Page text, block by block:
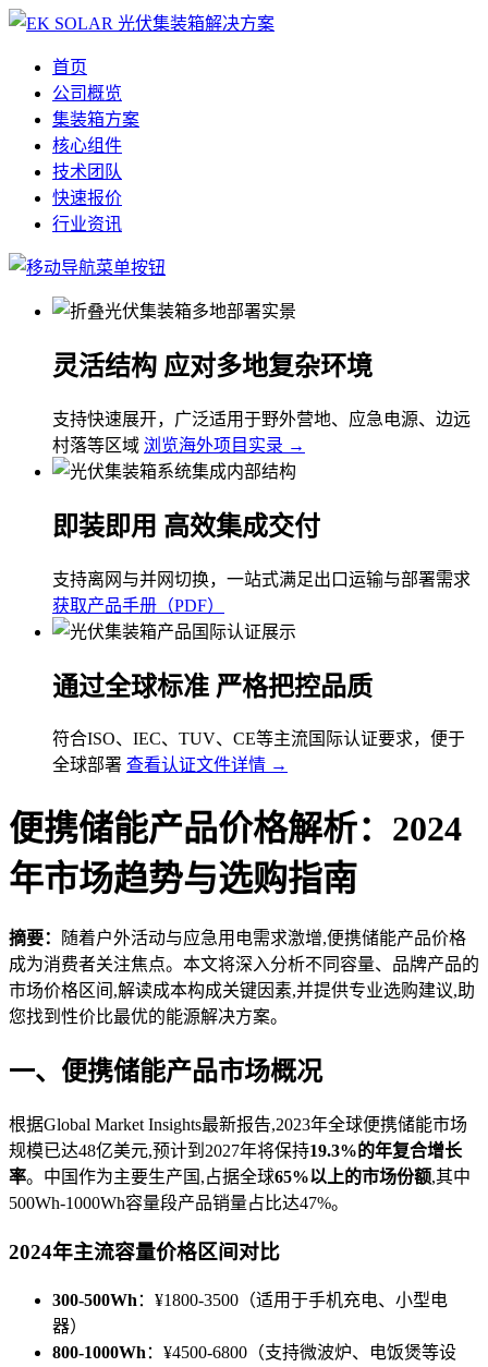
首页
公司概览
集装箱方案
核心组件
技术团队
快速报价
行业资讯
灵活结构 应对多地复杂环境
支持快速展开，广泛适用于野外营地、应急电源、边远
村落等区域 浏览海外项目实录 →
即装即用 高效集成交付
支持离网与并网切换，一站式满足出口运输与部署需求
获取产品手册（PDF）
通过全球标准 严格把控品质
符合ISO、IEC、TUV、CE等主流国际认证要求，便于
全球部署 查看认证文件详情 →
便携储能产品价格解析：2024
年市场趋势与选购指南
摘要：
随着户外活动与应急用电需求激增,便携储能产品价格
成为消费者关注焦点。本文将深入分析不同容量、品牌产品的
市场价格区间,解读成本构成关键因素,并提供专业选购建议,助
您找到性价比最优的能源解决方案。
一、便携储能产品市场概况
根据Global Market Insights最新报告,2023年全球便携储能市场
规模已达48亿美元,预计到2027年将保持19.3%的年复合增长
率。中国作为主要生产国,占据全球65%以上的市场份额,其中
500Wh-1000Wh容量段产品销量占比达47%。
2024年主流容量价格区间对比
300-500Wh ：¥1800-3500（适用于手机充电、小型电
器）
800-1000Wh ：¥4500-6800（支持微波炉、电饭煲等设